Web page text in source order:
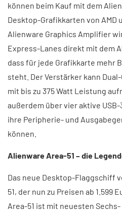
können beim Kauf mit dem
Desktop-Grafikkarten von AMD
Alienware Graphics Amplifier
Express-Lanes direkt mit dem
dass für jede Grafikkarte mehr
steht. Der Verstärker kann
mit bis zu 375 Watt Leistung
außerdem über vier aktive
ihre Peripherie- und
können.
Alienware Area-51 – die
Das neue Desktop-Flaggschiff
51, der nun zu Preisen ab 1.599
Area-51 ist mit neuesten